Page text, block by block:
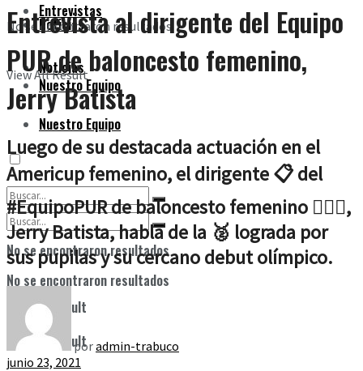
Noticias
Nuestro Equipo
No se encontraron resultados
View All Result
Entrevistas
Noticias
Nuestro Equipo
No se encontraron resultados
View All Result
No se encontraron resultados
View All Result
Entrevista al dirigente del Equipo
PUR de baloncesto femenino,
Jerry Batista
Luego de su destacada actuación en el
Americup femenino, el dirigente 📋 del
#EquipoPUR de baloncesto femenino ⛹🏻‍♀️,
Jerry Batista, habla de la 🥈 lograda por
sus pupilas y su cercano debut olímpico.
poradmin-trabuco
junio 23, 2021